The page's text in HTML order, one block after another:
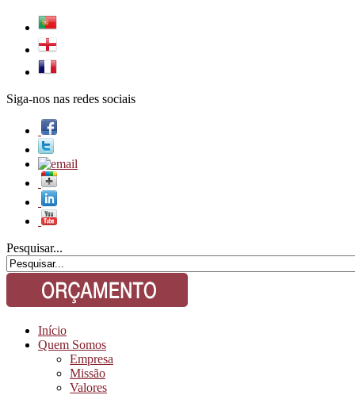
Siga-nos nas redes sociais
Pesquisar...
Início
Quem Somos
Empresa
Missão
Valores